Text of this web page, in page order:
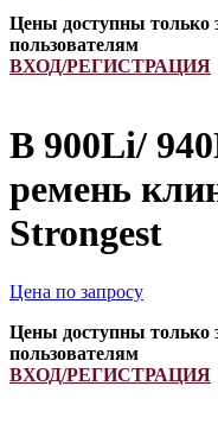
Цены доступны только
пользователям
ВХОД/РЕГИСТРАЦИЯ
B 900Li/
ремень
Strongest
Цена по запросу
Цены доступны только
пользователям
ВХОД/РЕГИСТРАЦИЯ